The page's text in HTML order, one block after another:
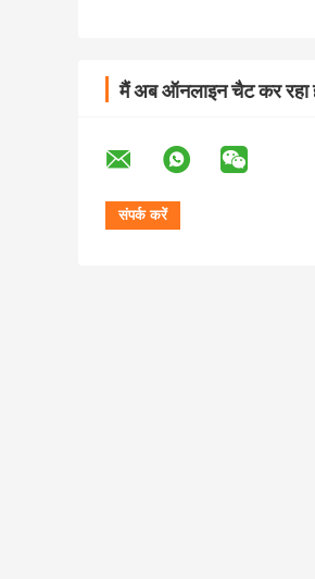
मैं अब ऑनलाइन चैट कर रहा